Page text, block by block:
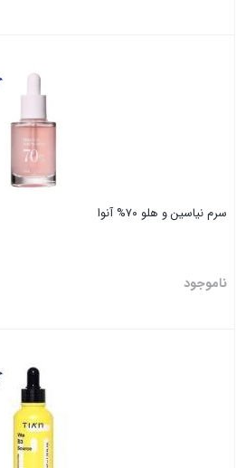
سرم نیاسین و هلو ۷۰% آنوا
ناموجود